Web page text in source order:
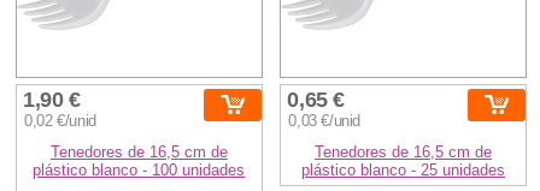
1,90 €
0,02 €/unid
Tenedores de 16,5 cm de
plástico blanco - 100 unidades
0,65 €
0,03 €/unid
Tenedores de 16,5 cm de
plástico blanco - 25 unidades